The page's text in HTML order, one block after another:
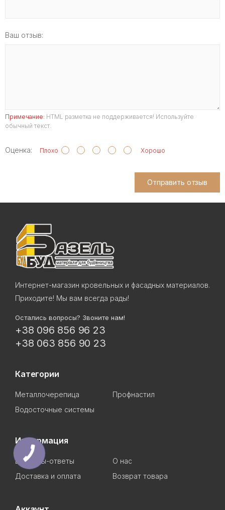
Ваш отзыв:
Примечание: HTML разметка не поддерживается! Используйте
обычный текст.
Оценка: Плохо Хорошо
Отправить отзыв
Интернет-магазин кровельных и фасадных материалов.
Приходите! Мы вам всегда рады!
Остались вопросы? Звоните нам!
+38 096 856 96 23
+38 063 856 90 23
Категории
Металлочерепица
Профнастил
Водосточные системы
Информация
Вопросы-ответы
О нас
Доставка и оплата
Возврат товара